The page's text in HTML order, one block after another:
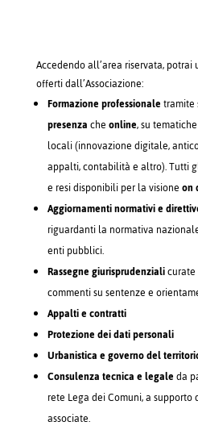
Accedendo all’area riservata,
offerti dall’Associazione:
Formazione professionaletramite
presenzacheonline, su
locali (innovazione digitale,
appalti, contabilità e altro). Tutti
e resi disponibili per la visioneon
Aggiornamenti normativi e
riguardanti la normativa
enti pubblici.
Rassegne giurisprudenzialicurate
commenti su sentenze e
Appalti e contratti
Protezione dei dati personali
Urbanistica e governo del
Consulenza tecnica e legaleda
rete Lega dei Comuni, a
associate.